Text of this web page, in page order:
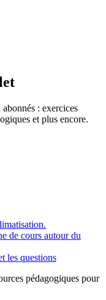
: exercices
et plus encore.
de cours autour du
les questions
pédagogiques pour